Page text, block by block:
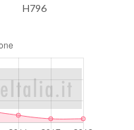
H796